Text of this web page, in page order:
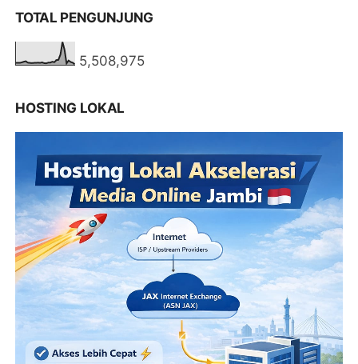
TOTAL PENGUNJUNG
5,508,975
HOSTING LOKAL